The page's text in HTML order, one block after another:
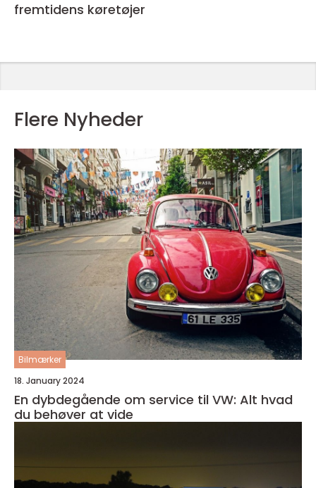
fremtidens køretøjer
Flere Nyheder
Bilmærker
18. January 2024
En dybdegående om service til VW: Alt hvad
du behøver at vide